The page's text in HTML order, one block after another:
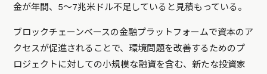
金が年間、5～7兆米ドル不足していると見積もっている。
ブロックチェーンベースの金融プラットフォームで資本のア
クセスが促進されることで、環境問題を改善するためのプ
ロジェクトに対しての小規模な融資を含む、新たな投資家